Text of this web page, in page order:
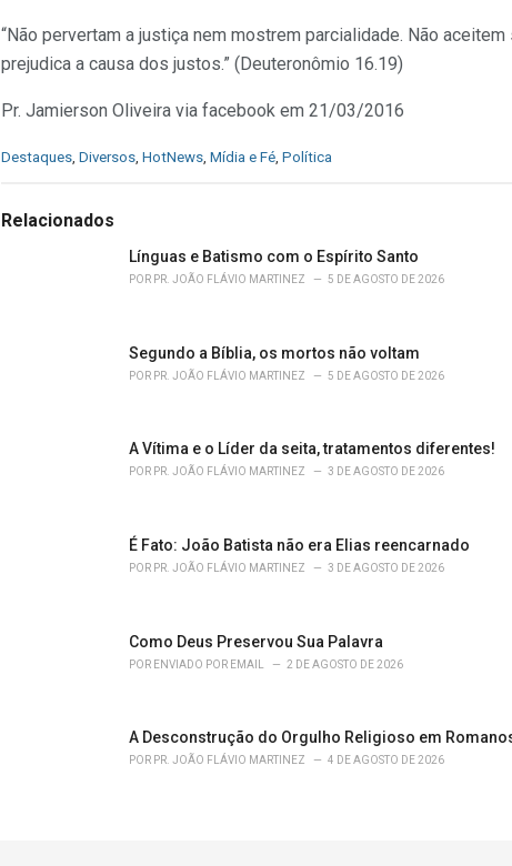
“Não pervertam a justiça nem mostrem parcialidade. Não
prejudica a causa dos justos.” (Deuteronômio 16.19)
Pr. Jamierson Oliveira via facebook em 21/03/2016
C
e
Destaques Diversos HotNews Mídia e Fé Política
Relacionados
Línguas e Batismo com o Espírito Santo
POR PR. JOÃO FLÁVIO MARTINEZ 5 DE AGOSTO DE 2026
Segundo a Bíblia, os mortos não voltam
POR PR. JOÃO FLÁVIO MARTINEZ 5 DE AGOSTO DE 2026
A Vítima e o Líder da seita, tratamentos diferentes!
POR PR. JOÃO FLÁVIO MARTINEZ 3 DE AGOSTO DE 2026
É Fato: João Batista não era Elias reencarnado
POR PR. JOÃO FLÁVIO MARTINEZ 3 DE AGOSTO DE 2026
Como Deus Preservou Sua Palavra
POR ENVIADO POR EMAIL 2 DE AGOSTO DE 2026
A Desconstrução do Orgulho Religioso em
POR PR. JOÃO FLÁVIO MARTINEZ 4 DE AGOSTO DE 2026